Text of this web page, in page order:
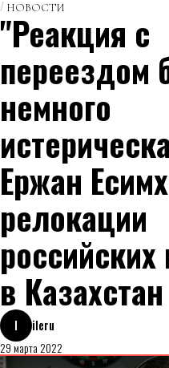
НОВОСТИ
"Реакция с
переездом
немного
Ержан
релокации
в Казахстан
I
ileru
29 марта 2022